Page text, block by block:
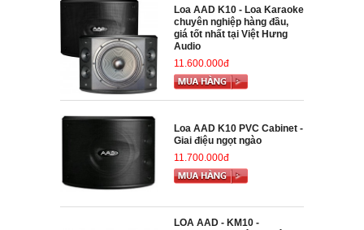
Loa AAD K10 - Loa Karaoke
chuyên nghiệp hàng đầu,
giá tốt nhất tại Việt Hưng
Audio
11.600.000đ
Loa AAD K10 PVC Cabinet -
Giai điệu ngọt ngào
11.700.000đ
LOA AAD - KM10 -